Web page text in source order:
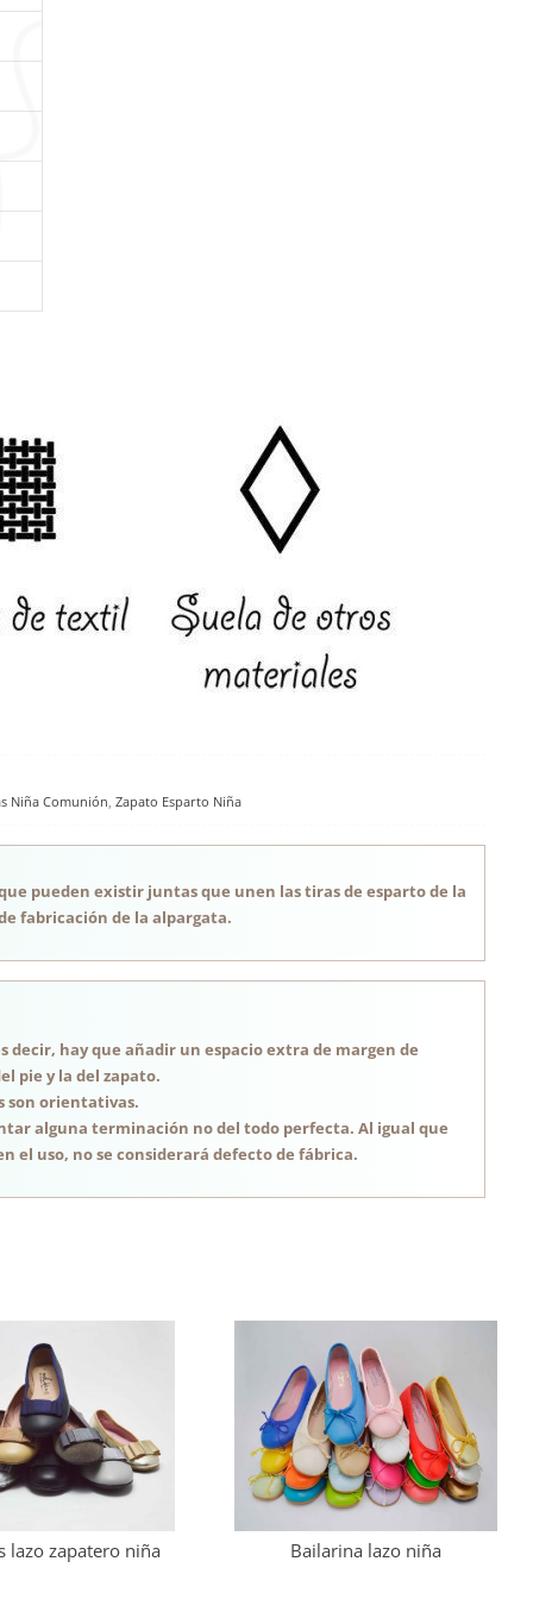
Niña Comunión, Zapato Esparto Niña
pueden existir juntas que unen las tiras de esparto de la
fabricación de la alpargata.
decir, hay que añadir un espacio extra de margen de
pie y la del zapato.
son orientativas.
alguna terminación no del todo perfecta. Al igual que
el uso, no se considerará defecto de fábrica.
lazo zapatero niña Bailarina lazo niña